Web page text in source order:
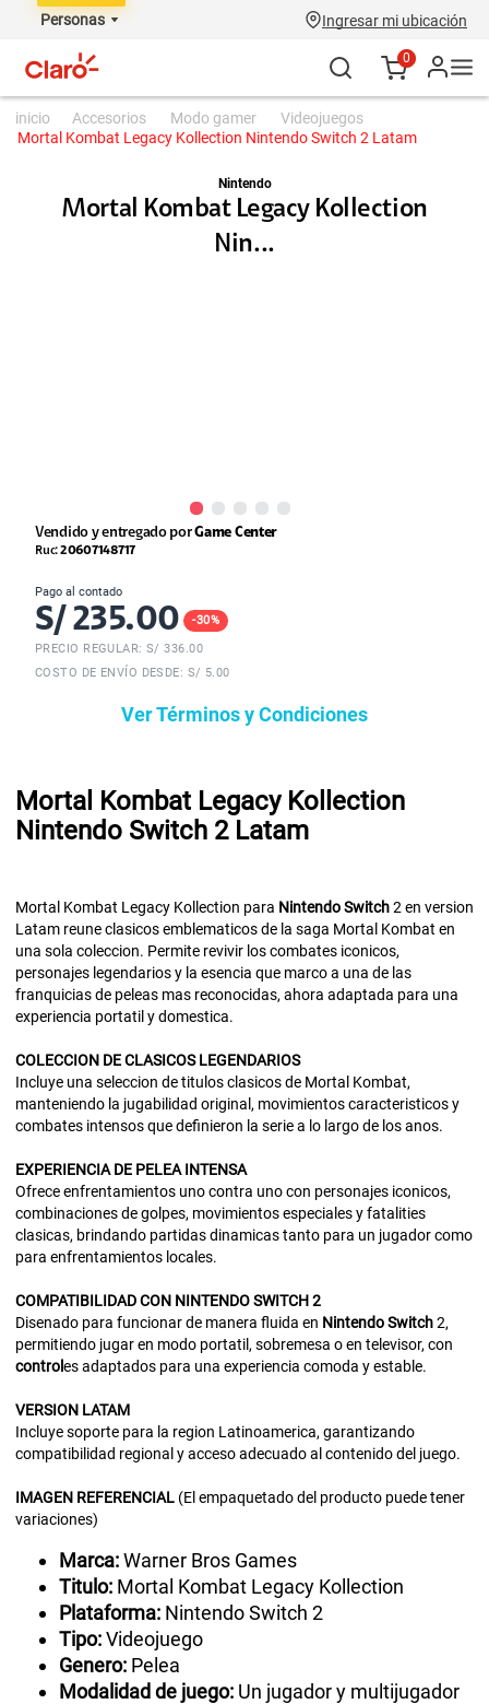
Personas Ingresar mi ubicación
0
accesorios modo gamer
videojuegos
Mortal Kombat Legacy Kollection Nintendo Switch 2 Latam
Nintendo
Mortal Kombat Legacy Kollection
Nin...
Vendido y entregado porGame Center
Ruc:20607148717
Pago al contado
S/ 235.00 -30%
PRECIO REGULAR: S/336.00
COSTO DE ENVÍO DESDE: S/ 5.00
Ver Términos y Condiciones
Mortal Kombat Legacy Kollection
Nintendo Switch 2 Latam
Mortal Kombat Legacy Kollection para NintendoSwitch2 en version
Latam reune clasicos emblematicos de la saga Mortal Kombat en
una sola coleccion. Permite revivir los combates iconicos,
personajes legendarios y la esencia que marco a una de las
franquicias de peleas mas reconocidas, ahora adaptada para una
experiencia portatil y domestica.
COLECCION DECLASICOS LEGENDARIOS
Incluye una seleccion de titulos clasicos de Mortal Kombat,
manteniendo la jugabilidad original, movimientos caracteristicos y
combates intensos que definieron la serie a lo largo de los anos.
EXPERIENCIA DE PELEA INTENSA
Ofrece enfrentamientos uno contra uno con personajes iconicos,
combinaciones de golpes, movimientos especiales y fatalities
clasicas, brindando partidas dinamicas tanto para un jugador como
para enfrentamientos locales.
COMPATIBILIDADCON NINTENDOSWITCH 2
Disenado para funcionar de manera fluida en NintendoSwitch2,
permitiendo jugar en modo portatil, sobremesa o en televisor, con
controles adaptados para una experiencia comoda y estable.
VERSION LATAM
Incluye soporte para la region Latinoamerica, garantizando
compatibilidad regional y acceso adecuado al contenido del juego.
IMAGEN REFERENCIAL (El empaquetado del producto puede tener
variaciones)
Marca:Warner Bros Games
Titulo: Mortal Kombat Legacy Kollection
Plataforma: Nintendo Switch 2
Tipo:Videojuego
Genero: Pelea
Modalidad de juego: Un jugador y multijugador